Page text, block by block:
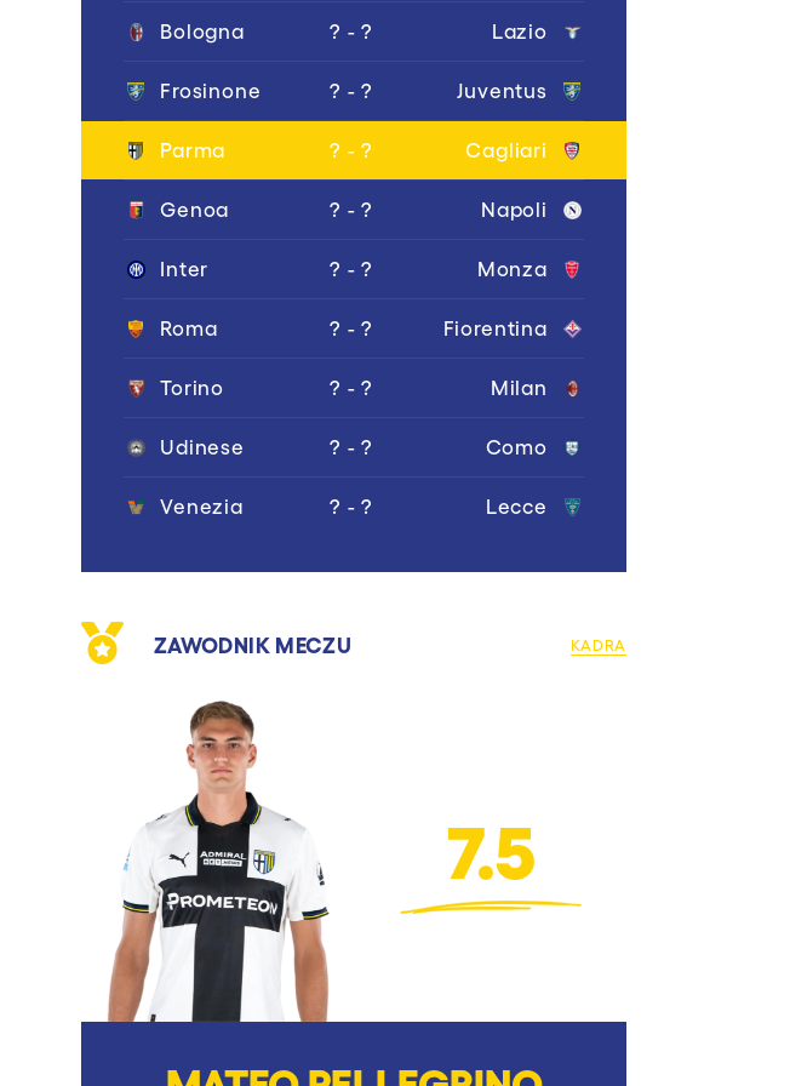
Bologna ? - ? Lazio
Frosinone ? - ? Juventus
Parma ? - ? Cagliari
Genoa ? - ? Napoli
Inter ? - ? Monza
Roma ? - ? Fiorentina
Torino ? - ? Milan
Udinese ? - ? Como
Venezia ? - ? Lecce
ZAWODNIK MECZU KADRA
7.5